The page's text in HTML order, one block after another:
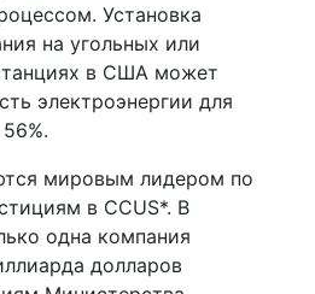
Установка
на угольных или
в США может
электроэнергии для
мировым лидером по
в CCUS*. В
одна компания
долларов